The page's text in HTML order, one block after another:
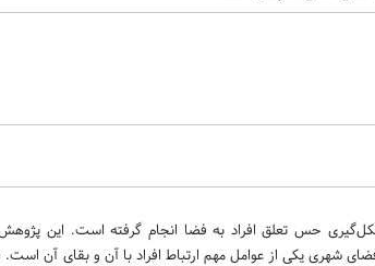
حس تعلق افراد به فضا انجام گرفته است. این
یکی از عوامل مهم ارتباط افراد با آن و بقای آن است.